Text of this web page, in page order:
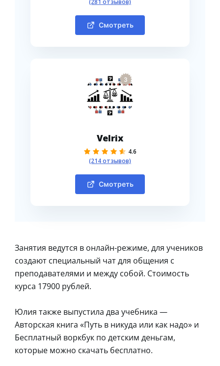
(281 отзывов)
Смотреть
3
Velrix
4.6
(214 отзывов)
Смотреть
Занятия ведутся в онлайн-режиме, для учеников
создают специальный чат для общения с
преподавателями и между собой. Стоимость
курса 17900 рублей.
Юлия также выпустила два учебника —
Авторская книга «Путь в никуда или как надо» и
Бесплатный воркбук по детским деньгам,
которые можно скачать бесплатно.